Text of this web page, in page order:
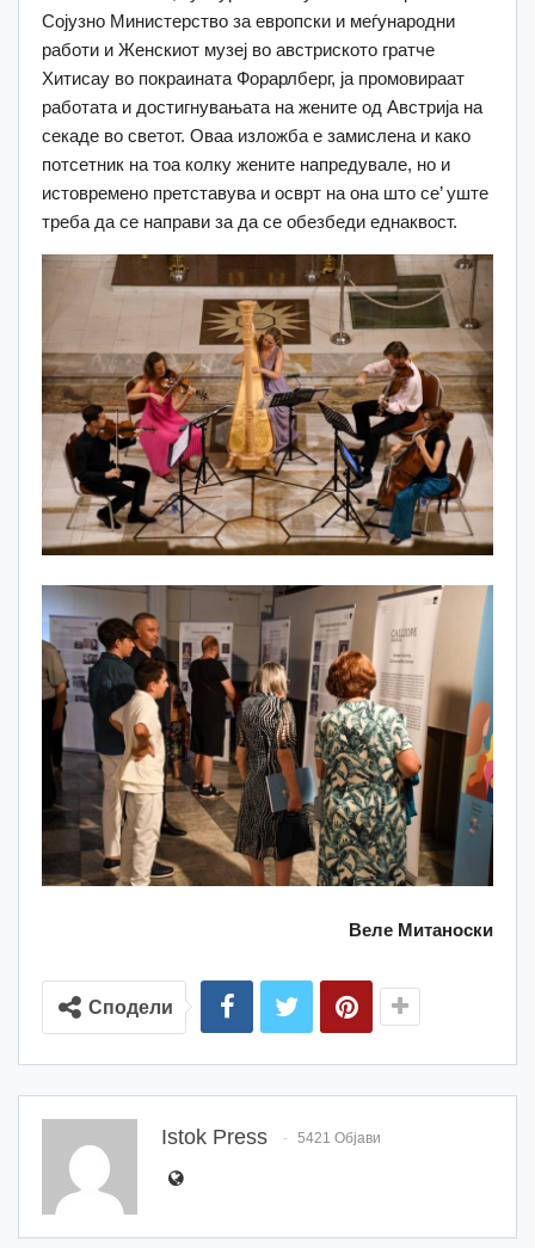
Сојузно Министерство за европски и меѓународни
работи и Женскиот музеј во австриското гратче
Хитисау во покраината Форарлберг, ја промовираат
работата и достигнувањата на жените од Австрија на
секаде во светот. Оваа изложба е замислена и како
потсетник на тоа колку жените напредувале, но и
истовремено претставува и осврт на она што се’ уште
треба да се направи за да се обезбеди еднаквост.
Веле Митаноски
Сподели
Istok Press 5421 Објави